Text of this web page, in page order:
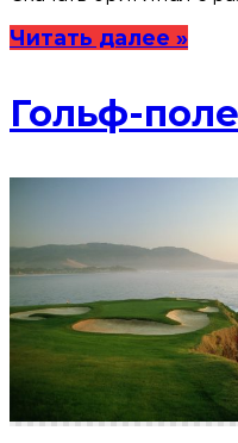
Читать далее »
Гольф-